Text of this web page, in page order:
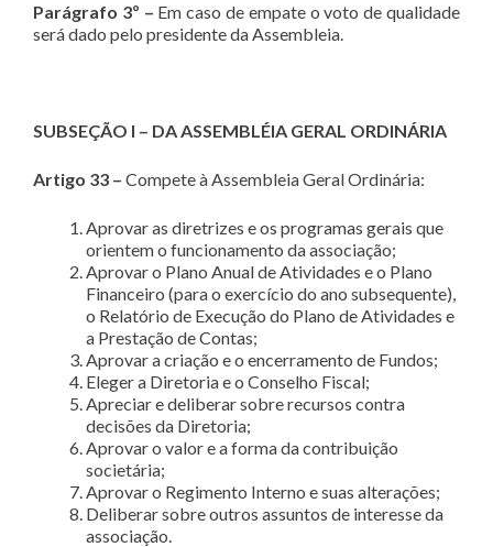
Parágrafo 3º – Em caso de empate o voto de qualidade
será dado pelo presidente da Assembleia.
SUBSEÇÃO I – DA ASSEMBLÉIA GERAL ORDINÁRIA
Artigo 33 – Compete à Assembleia Geral Ordinária:
Aprovar as diretrizes e os programas gerais que
orientem o funcionamento da associação;
Aprovar o Plano Anual de Atividades e o Plano
Financeiro (para o exercício do ano subsequente),
o Relatório de Execução do Plano de Atividades e
a Prestação de Contas;
Aprovar a criação e o encerramento de Fundos;
Eleger a Diretoria e o Conselho Fiscal;
Apreciar e deliberar sobre recursos contra
decisões da Diretoria;
Aprovar o valor e a forma da contribuição
societária;
Aprovar o Regimento Interno e suas alterações;
Deliberar sobre outros assuntos de interesse da
associação.